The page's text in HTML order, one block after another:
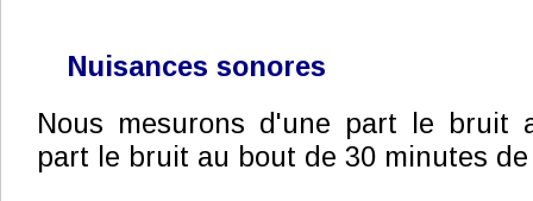
Nuisances sonores
Nous mesurons d'une part le bruit
part le bruit au bout de 30 minutes